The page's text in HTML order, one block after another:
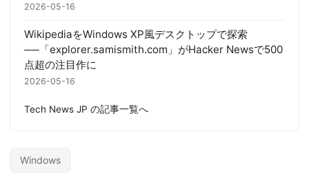
2026-05-16
WikipediaをWindows XP風デスクトップで探索
──「explorer.samismith.com」がHacker Newsで500
点超の注目作に
2026-05-16
Tech News JP の記事一覧へ
Windows